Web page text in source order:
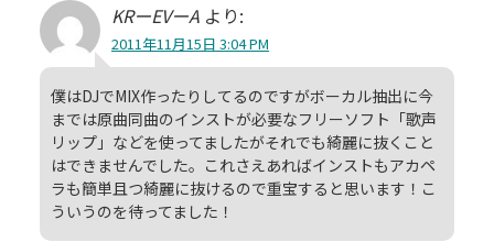
KRーEVーA より:
2011年11月15日 3:04 PM
僕はDJでMIX作ったりしてるのですがボーカル抽出に今
までは原曲同曲のインストが必要なフリーソフト「歌声
リップ」などを使ってましたがそれでも綺麗に抜くこと
はできませんでした。これさえあればインストもアカペ
ラも簡単且つ綺麗に抜けるので重宝すると思います！こ
ういうのを待ってました！